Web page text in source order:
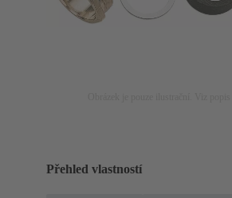
Přehled vlastností